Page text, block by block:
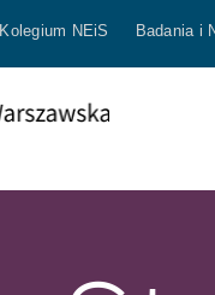
Kolegium NEiS Badania i